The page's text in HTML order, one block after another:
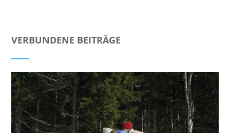
VERBUNDENE BEITRÄGE